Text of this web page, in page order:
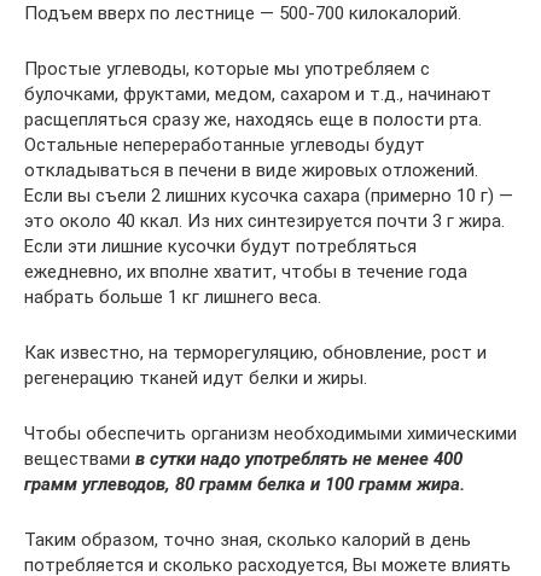
Подъем вверх по лестнице — 500-700 килокалорий.
Простые углеводы, которые мы употребляем с
булочками, фруктами, медом, сахаром и т.д., начинают
расщепляться сразу же, находясь еще в полости рта.
Остальные непереработанные углеводы будут
откладываться в печени в виде жировых отложений.
Если вы съели 2 лишних кусочка сахара (примерно 10 г) —
это около 40 ккал. Из них синтезируется почти 3 г жира.
Если эти лишние кусочки будут потребляться
ежедневно, их вполне хватит, чтобы в течение года
набрать больше 1 кг лишнего веса.
Как известно, на терморегуляцию, обновление, рост и
регенерацию тканей идут белки и жиры.
Чтобы обеспечить организм необходимыми химическими
веществами в сутки надо употреблять не менее 400
грамм углеводов, 80 грамм белка и 100 грамм жира.
Таким образом, точно зная, сколько калорий в день
потребляется и сколько расходуется, Вы можете влиять